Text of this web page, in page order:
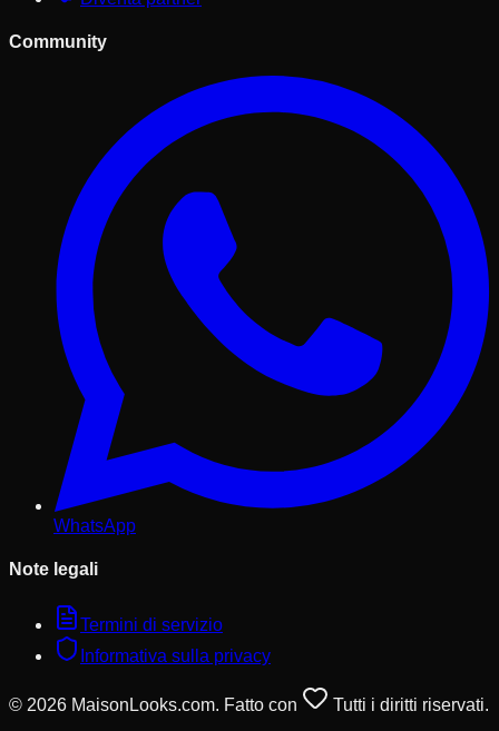
Community
WhatsApp
Note legali
Termini di servizio
Informativa sulla privacy
© 2026 MaisonLooks.com. Fatto con
Tutti i diritti riservati.